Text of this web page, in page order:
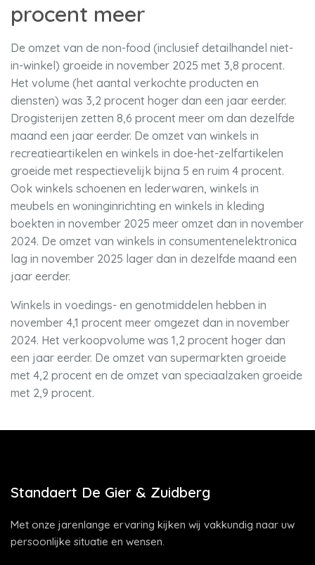
procent meer
De omzet van de non-food (inclusief detailhandel niet-
in-winkel) groeide in november 2025 met 3,8 procent.
Het volume (het aantal verkochte producten en
diensten) was 3,2 procent hoger dan een jaar eerder.
Drogisterijen zetten 8,6 procent meer om dan dezelfde
maand een jaar eerder. De omzet van winkels in
recreatieartikelen en winkels in doe-het-zelfartikelen
groeide met respectievelijk bijna 5 en ruim 4 procent.
Ook winkels schoenen en lederwaren, winkels in
meubels en woninginrichting en winkels in kleding
boekten in november 2025 meer omzet dan in november
2024. De omzet van winkels in consumentenelektronica
lag in november 2025 lager dan in dezelfde maand een
jaar eerder.
Winkels in voedings- en genotmiddelen hebben in
november 4,1 procent meer omgezet dan in november
2024. Het verkoopvolume was 1,2 procent hoger dan
een jaar eerder. De omzet van supermarkten groeide
met 4,2 procent en de omzet van speciaalzaken groeide
met 2,9 procent.
Standaert De Gier & Zuidberg
Met onze jarenlange ervaring kijken wij vakkundig naar uw
persoonlijke situatie en wensen.